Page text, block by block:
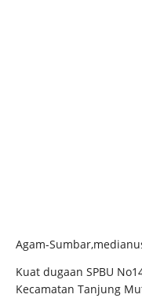
Agam-
Kuat dugaan SPBU
Kecamatan Tanjung